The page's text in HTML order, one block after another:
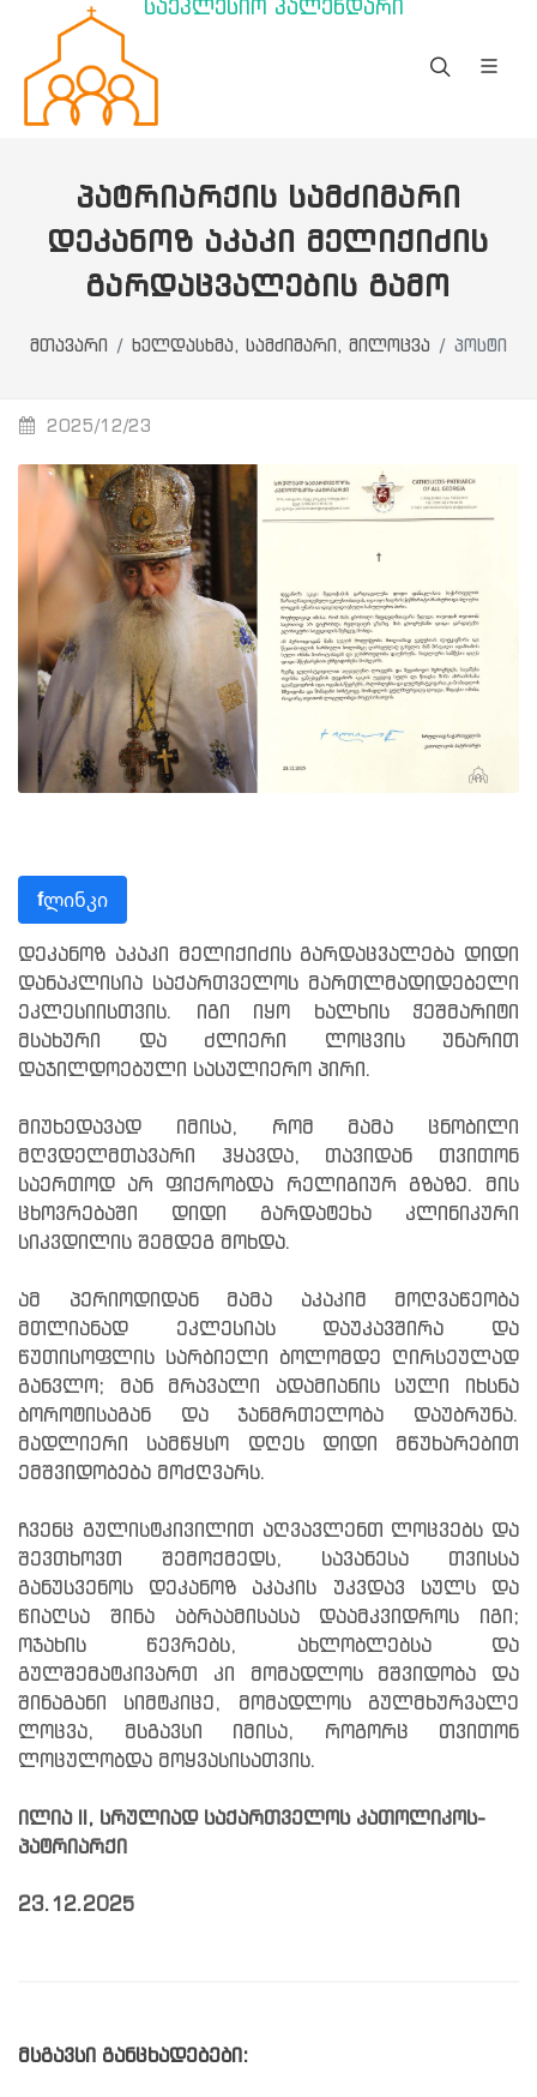
საეკლესიო კალენდარი
ᲞᲐᲢᲠᲘᲐᲠᲥᲘᲡ ᲡᲐᲛᲫᲘᲛᲐᲠᲘ
ᲓᲔᲙᲐᲜᲝᲖ ᲐᲙᲐᲙᲘ ᲛᲔᲚᲘᲥᲘᲫᲘᲡ
ᲒᲐᲠᲓᲐᲪᲕᲐᲚᲔᲑᲘᲡ ᲒᲐᲛᲝ
მთავარი ხელდასხმა, სამძიმარი, მილოცვა პოსტი
2025/12/23
fლინკი
დეკანოზ აკაკი მელიქიძის გარდაცვალება დიდი
დანაკლისია საქართველოს მართლმადიდებელი
ეკლესიისთვის. იგი იყო ხალხის ჭეშმარიტი
მსახური და ძლიერი ლოცვის უნარით
დაჯილდოებული სასულიერო პირი.
მიუხედავად იმისა, რომ მამა ცნობილი
მღვდელმთავარი ჰყავდა, თავიდან თვითონ
საერთოდ არ ფიქრობდა რელიგიურ გზაზე. მის
ცხოვრებაში დიდი გარდატეხა კლინიკური
სიკვდილის შემდეგ მოხდა.
ამ პერიოდიდან მამა აკაკიმ მოღვაწეობა
მთლიანად ეკლესიას დაუკავშირა და
წუთისოფლის სარბიელი ბოლომდე ღირსეულად
განვლო; მან მრავალი ადამიანის სული იხსნა
ბოროტისაგან და ჯანმრთელობა დაუბრუნა.
მადლიერი სამწყსო დღეს დიდი მწუხარებით
ემშვიდობება მოძღვარს.
ჩვენც გულისტკივილით აღვავლენთ ლოცვებს და
შევთხოვთ შემოქმედს, სავანესა თვისსა
განუსვენოს დეკანოზ აკაკის უკვდავ სულს და
წიაღსა შინა აბრაამისასა დაამკვიდროს იგი;
ოჯახის წევრებს, ახლობლებსა და
გულშემატკივართ კი მომადლოს მშვიდობა და
შინაგანი სიმტკიცე, მომადლოს გულმხურვალე
ლოცვა, მსგავსი იმისა, როგორც თვითონ
ლოცულობდა მოყვასისათვის.
ილია II, სრულიად საქართველოს კათოლიკოს-
პატრიარქი
23.12.2025
მსგავსი განცხადებები: